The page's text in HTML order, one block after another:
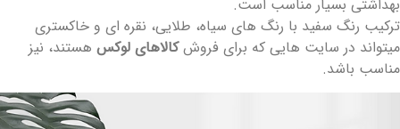
بهداشتی بسیار مناسب است.
ترکیب رنگ سفید با رنگ های سیاه، طلایی، نقره ای و خاکستری
میتواند در سایت هایی که برای فروشکالاهای لوکسهستند، نیز
مناسب باشد.